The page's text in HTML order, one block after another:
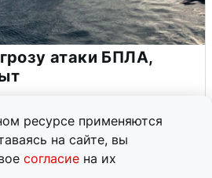
ресурсе применяются
на сайте, вы
согласие на их
атаки БПЛА,